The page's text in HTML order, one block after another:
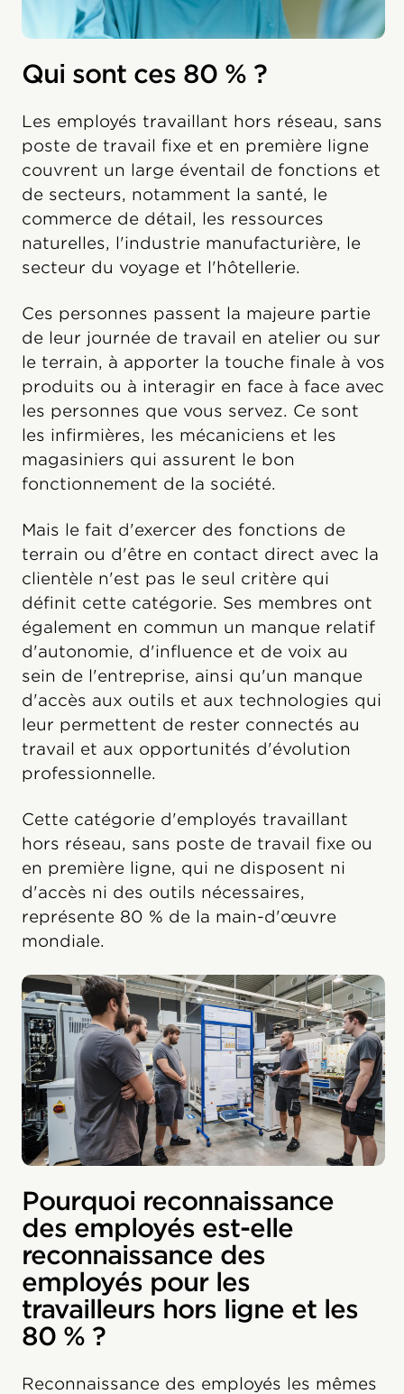
Qui sont ces 80 % ?
Les employés travaillant hors réseau, sans
poste de travail fixe et en première ligne
couvrent un large éventail de fonctions et
de secteurs, notamment la santé, le
commerce de détail, les ressources
naturelles, l'industrie manufacturière, le
secteur du voyage et l'hôtellerie.
Ces personnes passent la majeure partie
de leur journée de travail en atelier ou sur
le terrain, à apporter la touche finale à vos
produits ou à interagir en face à face avec
les personnes que vous servez. Ce sont
les infirmières, les mécaniciens et les
magasiniers qui assurent le bon
fonctionnement de la société.
Mais le fait d'exercer des fonctions de
terrain ou d'être en contact direct avec la
clientèle n'est pas le seul critère qui
définit cette catégorie. Ses membres ont
également en commun un manque relatif
d'autonomie, d'influence et de voix au
sein de l'entreprise, ainsi qu'un manque
d'accès aux outils et aux technologies qui
leur permettent de rester connectés au
travail et aux opportunités d'évolution
professionnelle.
Cette catégorie d'employés travaillant
hors réseau, sans poste de travail fixe ou
en première ligne, qui ne disposent ni
d'accès ni des outils nécessaires,
représente 80 % de la main-d'œuvre
mondiale.
Pourquoi reconnaissance
des employés est-elle
reconnaissance des
employés pour les
travailleurs hors ligne et les
80 % ?
Reconnaissance des employés les mêmes